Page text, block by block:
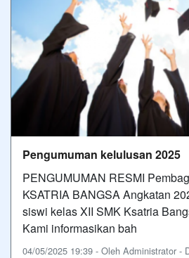
Pengumuman kelulusan 2025
PENGUMUMAN RESMI
KSATRIA BANGSA Angkatan
siswi kelas XII SMK Ksatria
Kami informasikan bah
04/05/2025 19:39 - Oleh Administrator -